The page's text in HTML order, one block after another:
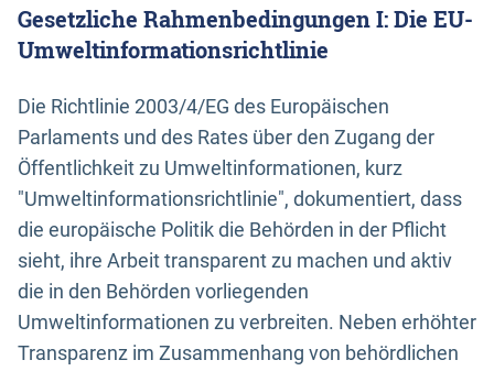
Gesetzliche Rahmenbedingungen I: Die EU-
Umweltinformationsrichtlinie
Die Richtlinie 2003/4/EG des Europäischen
Parlaments und des Rates über den Zugang der
Öffentlichkeit zu Umweltinformationen, kurz
"Umweltinformationsrichtlinie", dokumentiert, dass
die europäische Politik die Behörden in der Pflicht
sieht, ihre Arbeit transparent zu machen und aktiv
die in den Behörden vorliegenden
Umweltinformationen zu verbreiten. Neben erhöhter
Transparenz im Zusammenhang von behördlichen